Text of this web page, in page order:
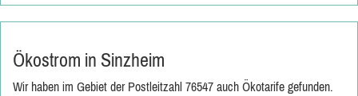
Ökostrom in Sinzheim
Wir haben im Gebiet der Postleitzahl 76547 auch Ökotarife gefunden.